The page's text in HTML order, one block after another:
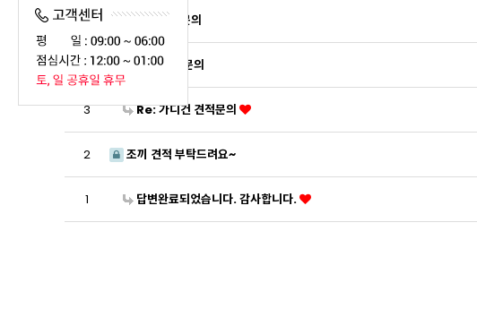
5 작업복가격문의
4 가디건 견적문의
3 Re: 가디건 견적문의
2 조끼 견적 부탁드려요~
1 답변완료되었습니다. 감사합니다.